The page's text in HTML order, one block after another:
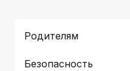
Родителям
Безопасность